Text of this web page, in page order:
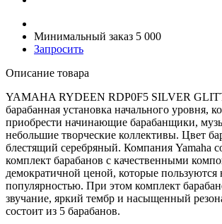
Минимальный заказ 5 000
Запросить
Описание товара
YAMAHA RYDEEN RDP0F5 SILVER
барабанная установка начального уровня,
приобрести начинающие барабанщики,
небольшие творческие коллективы. Цвет
блестящий серебряный. Компания Yamaha
комплект барабанов с качественными
демократичной ценой, которые пользуются
популярностью. При этом комплект
звучание, яркий тембр и насыщенный
состоит из 5 барабанов.